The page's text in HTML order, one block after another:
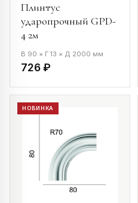
Плинтус
ударопрочный GPD-
4 2м
В 90 × Г 13 × Д 2000 мм
726 ₽
НОВИНКА